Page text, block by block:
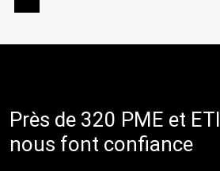
Près de 320 PME et ETI
nous font confiance